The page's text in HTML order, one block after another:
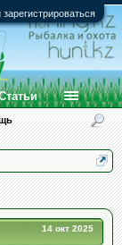
зарегистрироваться
14 окт 2025